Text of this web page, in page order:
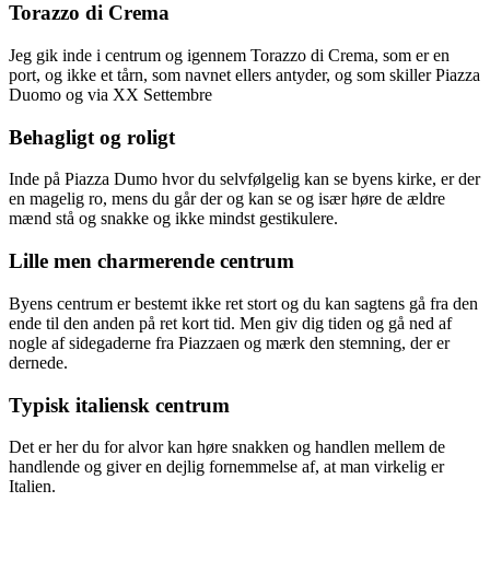
Torazzo di Crema
Jeg gik inde i centrum og igennem Torazzo di Crema, som er en
port, og ikke et tårn, som navnet ellers antyder, og som skiller Piazza
Duomo og via XX Settembre
Behagligt og roligt
Inde på Piazza Dumo hvor du selvfølgelig kan se byens kirke, er der
en magelig ro, mens du går der og kan se og især høre de ældre
mænd stå og snakke og ikke mindst gestikulere.
Lille men charmerende centrum
Byens centrum er bestemt ikke ret stort og du kan sagtens gå fra den
ende til den anden på ret kort tid. Men giv dig tiden og gå ned af
nogle af sidegaderne fra Piazzaen og mærk den stemning, der er
dernede.
Typisk italiensk centrum
Det er her du for alvor kan høre snakken og handlen mellem de
handlende og giver en dejlig fornemmelse af, at man virkelig er
Italien.